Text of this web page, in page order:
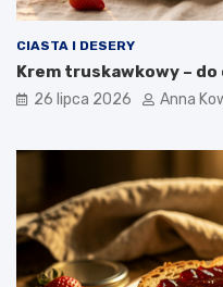
CIASTA I DESERY
Krem truskawkowy –
26 lipca 2026 Anna